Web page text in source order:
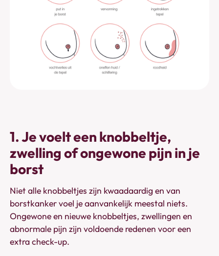
1. Je voelt een knobbeltje,
zwelling of ongewone pijn in je
borst
Niet alle knobbeltjes zijn kwaadaardig en van
borstkanker voel je aanvankelijk meestal niets.
Ongewone en nieuwe knobbeltjes, zwellingen en
abnormale pijn zijn voldoende redenen voor een
extra check-up.